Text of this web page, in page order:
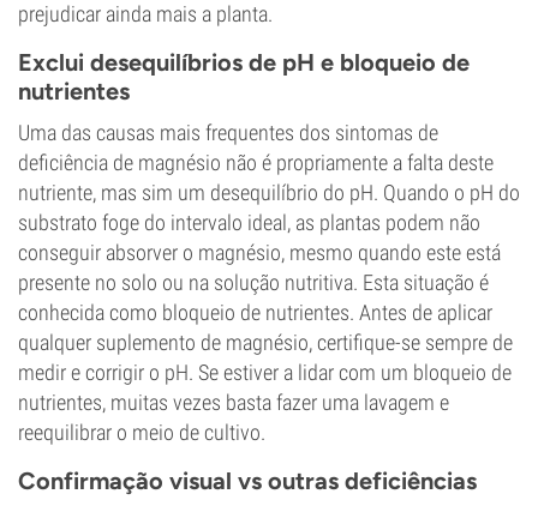
prejudicar ainda mais a planta.
Exclui desequilíbrios de pH e bloqueio de
nutrientes
Uma das causas mais frequentes dos sintomas de
deficiência de magnésio não é propriamente a falta deste
nutriente, mas sim um desequilíbrio do pH. Quando o pH do
substrato foge do intervalo ideal, as plantas podem não
conseguir absorver o magnésio, mesmo quando este está
presente no solo ou na solução nutritiva. Esta situação é
conhecida como bloqueio de nutrientes. Antes de aplicar
qualquer suplemento de magnésio, certifique-se sempre de
medir e corrigir o pH. Se estiver a lidar com um bloqueio de
nutrientes, muitas vezes basta fazer uma lavagem e
reequilibrar o meio de cultivo.
Confirmação visual vs outras deficiências